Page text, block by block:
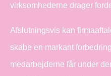
virksomhederne drager
Afslutningsvis kan
skabe en markant
medarbejderne får under